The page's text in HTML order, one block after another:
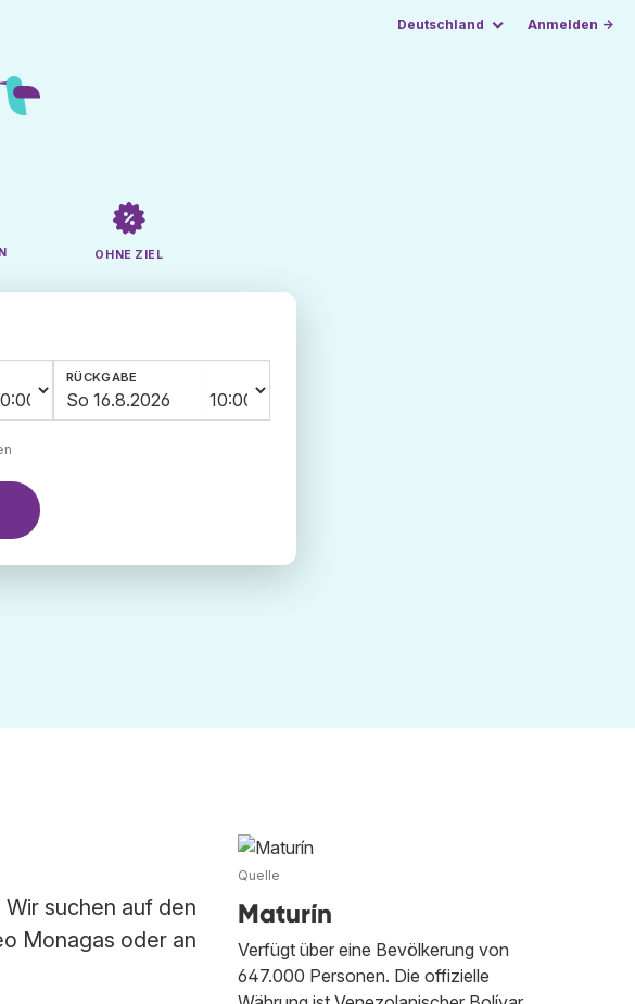
Deutschland Anmelden →
OHNE ZIEL
RÜCKGABE
suchen auf den
Monagas oder an
Quelle
Maturín
Verfügt über eine Bevölkerung von
647.000 Personen. Die offizielle